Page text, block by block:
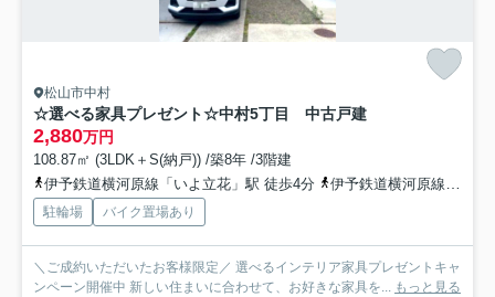
松山市中村
☆選べる家具プレゼント☆中村5丁目 中古戸建
2,880万円
108.87㎡ (3LDK＋S(納戸)) /築8年 /3階建
伊予鉄道横河原線「いよ立花」駅 徒歩4分
伊予鉄道横河原線「石手川公園」駅 徒歩12分
駐輪場 バイク置場あり
＼ご成約いただいたお客様限定／ 選べるインテリア家具プレゼントキャ
ンペーン開催中 新しい住まいに合わせて、お好きな家具を... もっと見る